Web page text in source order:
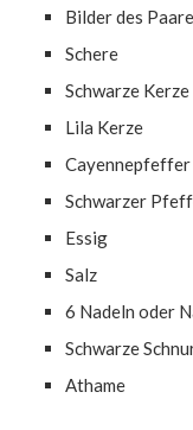
Bilder des
Schere
Schwarze Kerze
Lila Kerze
Cayennepfeffer
Schwarzer
Essig
Salz
6 Nadeln oder
Schwarze
Athame